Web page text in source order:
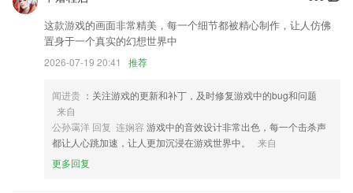
新增宠物拍摄类型；
优化供需发布工具，提升易用性；
摇一摇功能优化，界面弹出之后再次摇动不再有震动或声音提示
提升表格识别准确率
优化自启动设置引导
以上就是江苏棋牌网的介绍，如果您喜欢这款软件，您可以到应用商店进
这款游戏的画面非常精美，每一个细节都被精心制作，让人仿佛
置身于一个真实的幻想世界中
2026-07-19 20:41 推荐
闻进贵 ：关注游戏的更新和补丁，及时修复游戏中的bug和问题
来自
公孙霭洋 回复 连娴容 游戏中的音效设计非常出色，每一个击杀声
都让人心跳加速，让人更加沉浸在游戏世界中。
来自
更多回复